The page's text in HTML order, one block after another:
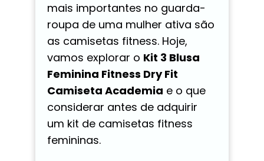
mais importantes no guarda-
roupa de uma mulher ativa são
as camisetas fitness. Hoje,
vamos explorar o Kit 3 Blusa
Feminina Fitness Dry Fit
Camiseta Academia e o que
considerar antes de adquirir
um kit de camisetas fitness
femininas.